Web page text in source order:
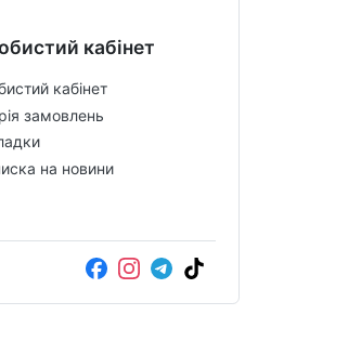
кабінет
кабінет
замовлень
на новини